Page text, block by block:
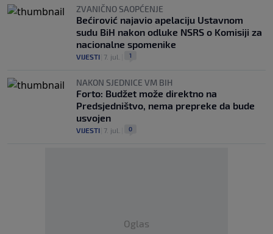
ZVANIČNO SAOPĆENJE
Bećirović najavio apelaciju Ustavnom
sudu BiH nakon odluke NSRS o Komisiji za
nacionalne spomenike
VIJESTI 7. jul. 1
NAKON SJEDNICE VM BIH
Forto: Budžet može direktno na
Predsjedništvo, nema prepreke da bude
usvojen
VIJESTI 7. jul. 0
Oglas